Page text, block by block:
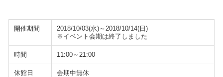
開催期間
2018/10/03(水)～2018/10/14(日)
※イベント会期は終了しました
時間 11:00～21:00
休館日 会期中無休